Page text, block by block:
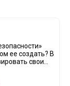
ее создать? В
свои...